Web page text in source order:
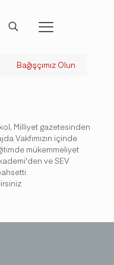
Bağışçımız Olun
Milliyet gazetesinden
Vakfımızın içinde
mükemmeliyet
ve SEV